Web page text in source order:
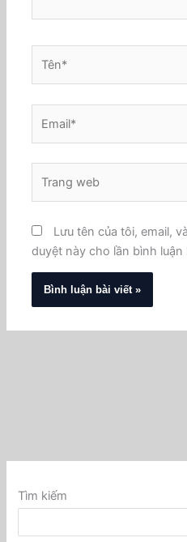
web
Lưu tên của tôi, email,
duyệt này cho lần bình luận
Tìm kiếm